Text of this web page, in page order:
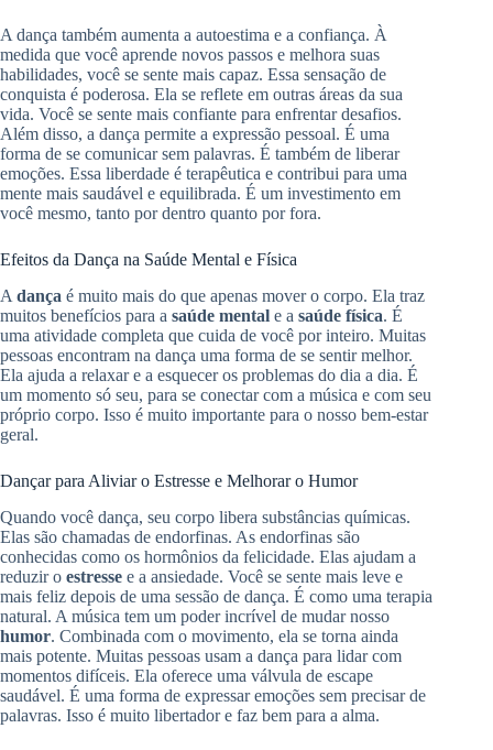
A dança também aumenta a autoestima e a confiança. À
medida que você aprende novos passos e melhora suas
habilidades, você se sente mais capaz. Essa sensação de
conquista é poderosa. Ela se reflete em outras áreas da sua
vida. Você se sente mais confiante para enfrentar desafios.
Além disso, a dança permite a expressão pessoal. É uma
forma de se comunicar sem palavras. É também de liberar
emoções. Essa liberdade é terapêutica e contribui para uma
mente mais saudável e equilibrada. É um investimento em
você mesmo, tanto por dentro quanto por fora.
Efeitos da Dança na Saúde Mental e Física
A dança é muito mais do que apenas mover o corpo. Ela traz
muitos benefícios para a saúde mental e a saúde física. É
uma atividade completa que cuida de você por inteiro. Muitas
pessoas encontram na dança uma forma de se sentir melhor.
Ela ajuda a relaxar e a esquecer os problemas do dia a dia. É
um momento só seu, para se conectar com a música e com seu
próprio corpo. Isso é muito importante para o nosso bem-estar
geral.
Dançar para Aliviar o Estresse e Melhorar o Humor
Quando você dança, seu corpo libera substâncias químicas.
Elas são chamadas de endorfinas. As endorfinas são
conhecidas como os hormônios da felicidade. Elas ajudam a
reduzir o estresse e a ansiedade. Você se sente mais leve e
mais feliz depois de uma sessão de dança. É como uma terapia
natural. A música tem um poder incrível de mudar nosso
humor. Combinada com o movimento, ela se torna ainda
mais potente. Muitas pessoas usam a dança para lidar com
momentos difíceis. Ela oferece uma válvula de escape
saudável. É uma forma de expressar emoções sem precisar de
palavras. Isso é muito libertador e faz bem para a alma.